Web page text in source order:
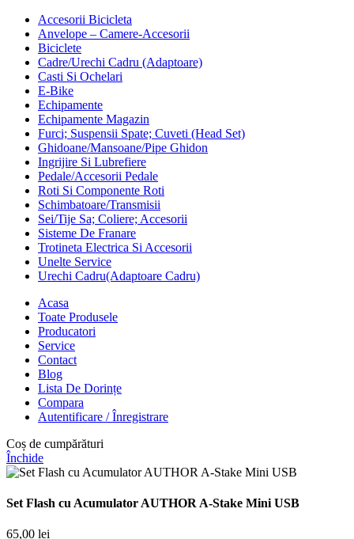
Accesorii Bicicleta
Anvelope – Camere-Accesorii
Biciclete
Cadre/Urechi Cadru (Adaptoare)
Casti Si Ochelari
E-Bike
Echipamente
Echipamente Magazin
Furci; Suspensii Spate; Cuveti (Head Set)
Ghidoane/Mansoane/Pipe Ghidon
Ingrijire Si Lubrefiere
Pedale/Accesorii Pedale
Roti Si Componente Roti
Schimbatoare/Transmisii
Sei/Tije Sa; Coliere; Accesorii
Sisteme De Franare
Trotineta Electrica Si Accesorii
Unelte Service
Urechi Cadru(Adaptoare Cadru)
Acasa
Toate Produsele
Producatori
Service
Contact
Blog
Lista De Dorințe
Compara
Autentificare / Înregistrare
Coș de cumpărături
Închide
Set Flash cu Acumulator AUTHOR A-Stake Mini USB
65,00 lei